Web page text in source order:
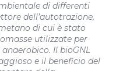
di differenti
dell’autotrazione,
di cui è stato
utilizzate per
Il bioGNL
e il beneficio del